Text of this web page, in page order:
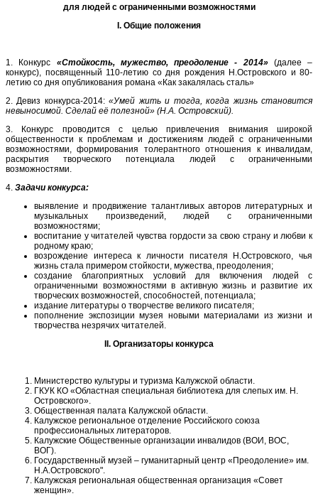
для людей с ограниченными возможностями
. Общие положения
1. Конкурс «Стойкость, мужество, преодоление - 2014»(далее –
конкурс), посвященный 110-летию со дня рождения Н.Островского и 80-
летию со дня опубликования романа «Как закалялась сталь»
2. Девиз конкурса-2014:«Умей жить и тогда, когда жизнь становится
невыносимой. Сделай её полезной» (Н.А. Островский).
3. Конкурс проводится с целью привлечения внимания широкой
общественности к проблемам и достижениям людей с ограниченными
возможностями, формирования толерантного отношения к инвалидам,
раскрытия творческого потенциала людей с ограниченными
возможностями.
4. Задачи конкурса:
выявление и продвижение талантливых авторов литературных и
музыкальных произведений, людей с ограниченными
возможностями;
воспитание у читателей чувства гордости за свою страну и любви к
родному краю;
возрождение интереса к личности писателя Н.Островского, чья
жизнь стала примером стойкости, мужества, преодоления;
создание благоприятных условий для включения людей с
ограниченными возможностями в активную жизнь и развитие их
творческих возможностей, способностей, потенциала;
издание литературы о творчестве великого писателя;
пополнение экспозиции музея новыми материалами из жизни и
творчества незрячих читателей.
. Организаторы конкурса
Министерство культуры и туризма Калужской области.
ГКУК КО «Областная специальная библиотека для слепых им. Н.
Островского».
Общественная палата Калужской области.
Калужское региональное отделение Российского союза
профессиональных литераторов.
Калужские Общественные организации инвалидов (ВОИ, ВОС,
ВОГ).
Государственный музей – гуманитарный центр «Преодоление» им.
Н.А.Островского".
Калужская региональная общественная организация «Совет
женщин».